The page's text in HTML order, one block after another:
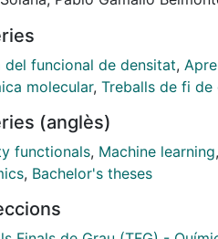
(PBE-D3).
focused on the
the pores of various
were calculated,
low adsorption and diffusion
also low adsorption energies,
candidates for biogas
del funcional de densitat,
molecular, Treballs de fi de
(anglès)
functionals, Machine learning,
, Bachelor's theses